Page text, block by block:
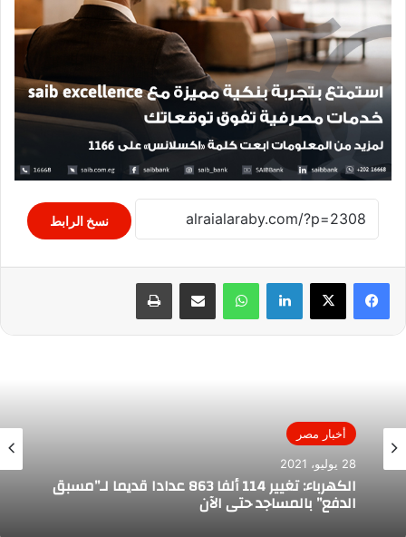
نسخ الرابط
لينكدإن واتساب مشاركة عبر البريد طباعة
أخبار مصر
28 يوليو، 2021
الكهرباء: تغيير 114 ألفا 863 عدادا قديما لـ”مسبق
الدفع” بالمساجد حتى الآن